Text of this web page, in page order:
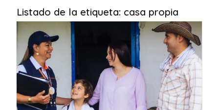
Listado de la etiqueta: casa propia